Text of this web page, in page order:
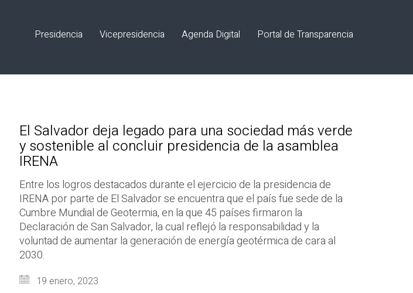
Presidencia Vicepresidencia Agenda Digital Portal de Transparencia
El Salvador deja legado para una sociedad más verde
y sostenible al concluir presidencia de la asamblea
IRENA
Entre los logros destacados durante el ejercicio de la presidencia de
IRENA por parte de El Salvador se encuentra que el país fue sede de la
Cumbre Mundial de Geotermia, en la que 45 países firmaron la
Declaración de San Salvador, la cual reflejó la responsabilidad y la
voluntad de aumentar la generación de energía geotérmica de cara al
2030.
19 enero, 2023